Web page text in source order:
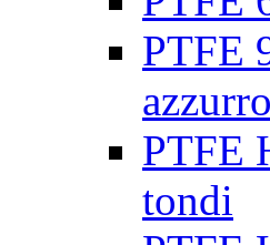
PTFE
PTFE
tondi